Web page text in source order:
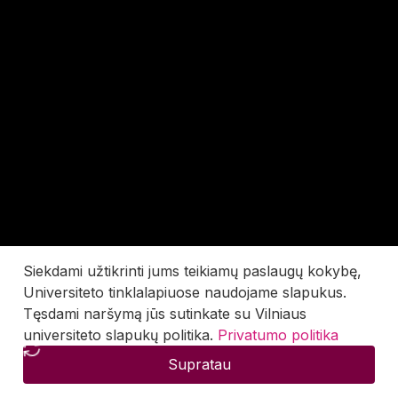
Siekdami užtikrinti jums teikiamų paslaugų kokybę,
Universiteto tinklalapiuose naudojame slapukus.
Tęsdami naršymą jūs sutinkate su Vilniaus
universiteto slapukų politika. Privatumo politika
Supratau